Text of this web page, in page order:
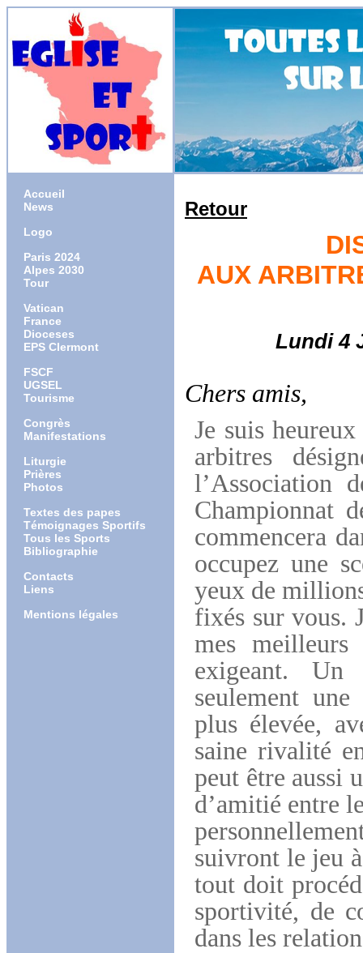
Accueil
News
Logo
Paris 2024
Alpes 2030
Tour
Vatican
France
Dioceses
EPS Clermont
FSCF
UGSEL
Tourisme
Congrès
Manifestations
Liturgie
Prières
Photos
Textes des papes
Témoignages Sportifs
Tous les Sports
Bibliographie
Contacts
Liens
Mentions légales
Retour
AUX
Lundi 4
Chers amis,
Je suis
arbitres
l’Association
Championnat
commencera
occupez une
yeux de
fixés sur vous.
mes
exigeant. Un
seulement
plus élevée,
saine rivalité
peut être aussi
d’amitié entre
suivront le jeu
tout doit
sportivité, de
dans les